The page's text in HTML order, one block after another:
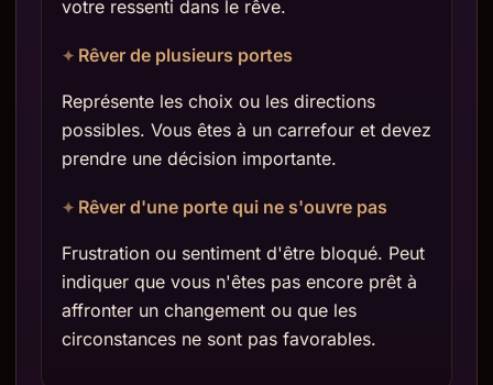
votre ressenti dans le rêve.
Rêver de plusieurs portes
Représente les choix ou les directions
possibles. Vous êtes à un carrefour et devez
prendre une décision importante.
Rêver d'une porte qui ne s'ouvre pas
Frustration ou sentiment d'être bloqué. Peut
indiquer que vous n'êtes pas encore prêt à
affronter un changement ou que les
circonstances ne sont pas favorables.